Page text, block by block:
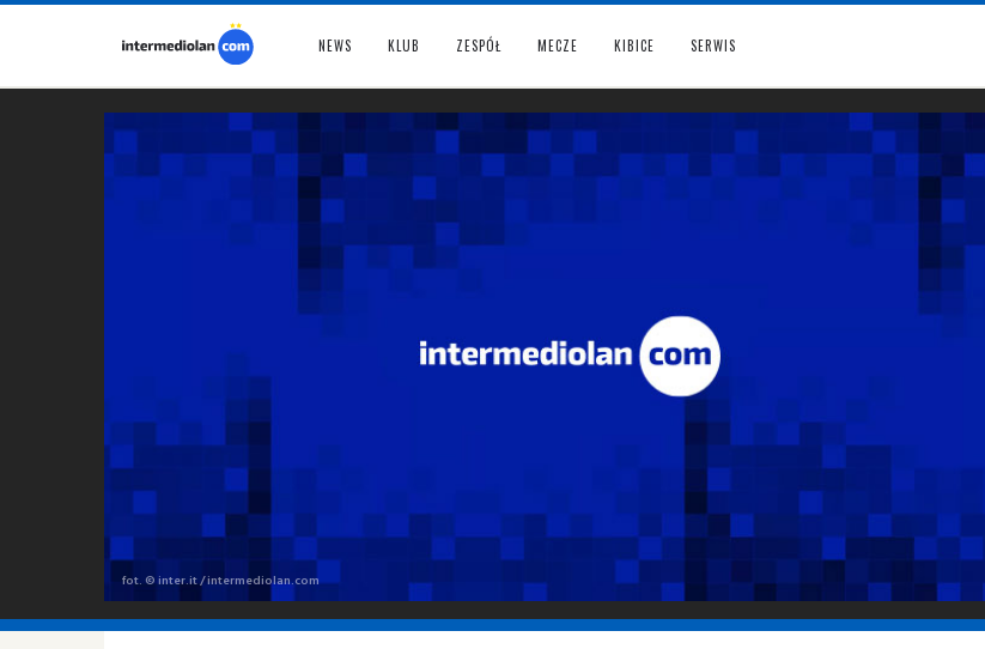
NEWS KLUB ZESPÓŁ MECZE KIBICE SERWIS
fot. © inter.it / intermediolan.com